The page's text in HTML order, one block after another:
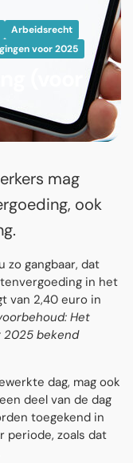
Arbeidsrecht
voor 2025
(voor
mag
ook
zo gangbaar, dat
in het
van 2,40 euro in
Het
bekend
dag, mag ook
deel van de dag
toegekend in
periode, zoals dat